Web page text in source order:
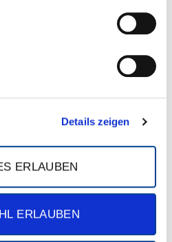
Details zeigen
ERLAUBEN
ERLAUBEN
in die Jahre gekommen und
unserer Besucherinnen und
Öffnungszeiten.
leider nicht barrierefrei. Wenn Sie
gerne weiter.